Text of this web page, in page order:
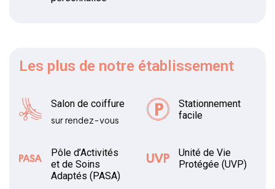
Les plus de notre établissement
Salon de coiffure
sur rendez-vous
Stationnement
facile
Pôle d’Activités
et de Soins
Adaptés (PASA)
Unité de Vie
Protégée (UVP)